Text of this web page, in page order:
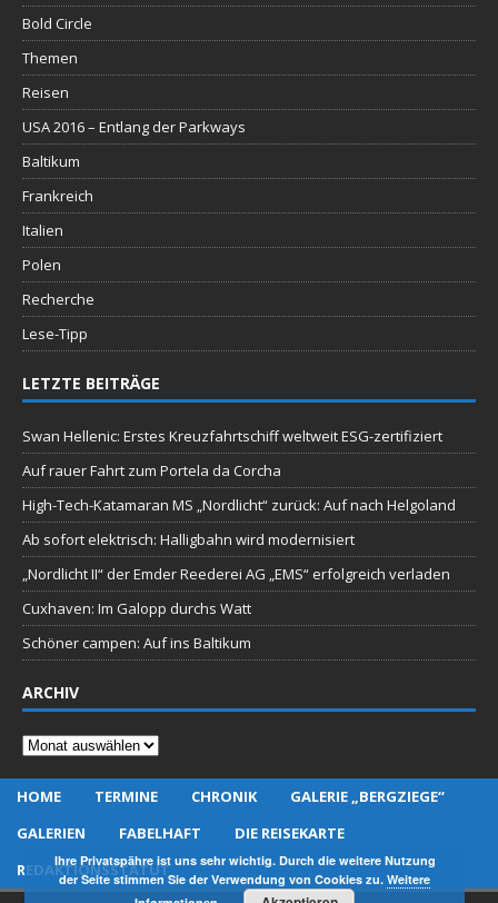
Bold Circle
Themen
Reisen
USA 2016 – Entlang der Parkways
Baltikum
Frankreich
Italien
Polen
Recherche
Lese-Tipp
LETZTE BEITRÄGE
Swan Hellenic: Erstes Kreuzfahrtschiff weltweit ESG-zertifiziert
Auf rauer Fahrt zum Portela da Corcha
High-Tech-Katamaran MS „Nordlicht“ zurück: Auf nach Helgoland
Ab sofort elektrisch: Halligbahn wird modernisiert
„Nordlicht II“ der Emder Reederei AG „EMS“ erfolgreich verladen
Cuxhaven: Im Galopp durchs Watt
Schöner campen: Auf ins Baltikum
ARCHIV
Archiv
HOME TERMINE CHRONIK
GALERIE „BERGZIEGE“
GALERIEN
FABELHAFT
DIE REISEKARTE
REDAKTIONSSTATUT
Ihre Privatspähre ist uns sehr wichtig. Durch die weitere Nutzung
der Seite stimmen Sie der Verwendung von Cookies zu.Weitere